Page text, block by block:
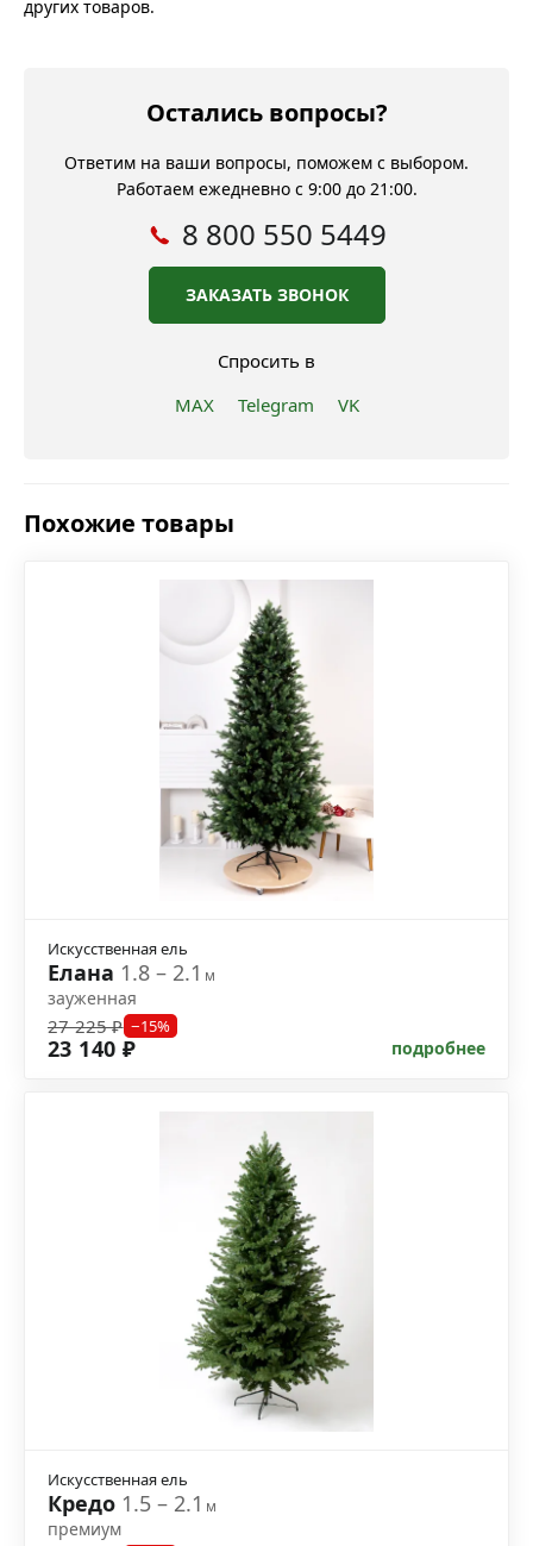
других товаров.
Остались вопросы?
Ответим на ваши вопросы, поможем с выбором.
Работаем ежедневно с 9:00 до 21:00.
8 800 550 5449
ЗАКАЗАТЬ ЗВОНОК
Спросить в
MAX
Telegram VK
Похожие товары
Искусственная ель
Елана 1.8 – 2.1м
зауженная
27 225 ₽ −15%
23 140 ₽ подробнее
Искусственная ель
Кредо 1.5 – 2.1м
премиум